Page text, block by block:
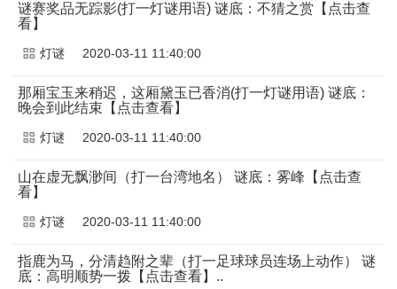
谜赛奖品无踪影(打一灯谜用语) 谜底：不猜之赏【点击查
看】
2020-03-11 11:40:00
灯谜
那厢宝玉来稍迟，这厢黛玉已香消(打一灯谜用语) 谜底：
晚会到此结束【点击查看】
2020-03-11 11:40:00
灯谜
山在虚无飘渺间（打一台湾地名） 谜底：雾峰【点击查
看】
2020-03-11 11:40:00
灯谜
指鹿为马，分清趋附之辈（打一足球球员连场上动作） 谜
底：高明顺势一拨【点击查看】..